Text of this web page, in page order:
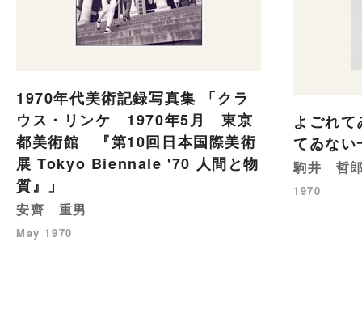
1970年代美術記録写真集 「クラ
ウス・リンケ 1970年5月 東京
都美術館 『第10回日本国際美術
展 Tokyo Biennale '70 人間と物
質』」
安齊 重男
May 1970
よごれ
てゐない
駒井 哲
1970